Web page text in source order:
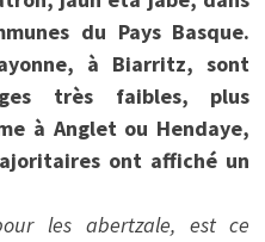
du Pays Basque.
à Biarritz, sont
très faibles, plus
à Anglet ou Hendaye,
ont affiché un
les abertzale, est ce